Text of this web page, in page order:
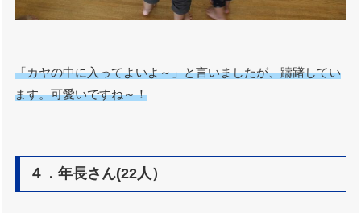
「カヤの中に入ってよいよ～」と言いましたが、躊躇してい
ます。可愛いですね～！
４．年長さん(22人）